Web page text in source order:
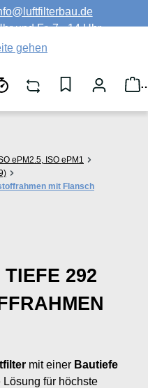
und Fr. 7 - 14 Uhr
ePM2.5, ISO ePM1
mit Flansch
292
mit einer Bautiefe
für höchste